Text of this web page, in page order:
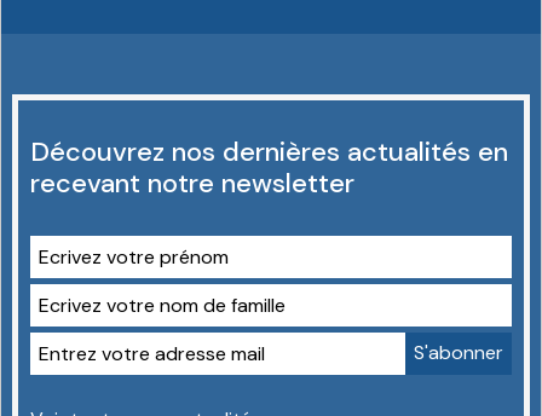
Découvrez nos dernières actualités en
recevant notre newsletter